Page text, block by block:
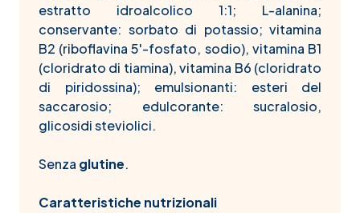
estratto idroalcolico 1:1; L-alanina;
conservante: sorbato di potassio; vitamina
B2 (riboflavina 5'-fosfato, sodio), vitamina B1
(cloridrato di tiamina), vitamina B6 (cloridrato
di piridossina); emulsionanti: esteri del
saccarosio; edulcorante: sucralosio,
glicosidi steviolici.
Senza glutine.
Caratteristiche nutrizionali